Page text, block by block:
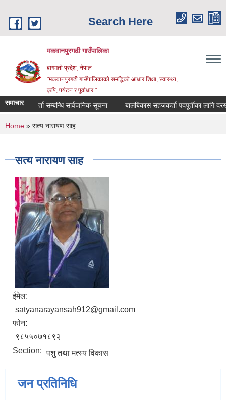
Search Here
मकवानपुरगढी गाउँपालिका
बागमती प्रदेश, नेपाल
"मकवानपुरगढी गाउँपालिकाको समद्धिको आधार शिक्षा, स्‍वास्‍थ्‍य,
कृषि, पर्यटन र पूर्वाधार "
समाचार
सूची दर्ता सम्बन्धि सार्वजनिक सूचना बालबिकास सहजकर्ता पदपूर्तीका लागि दरखास्त
You are here
Home » सत्य नारायण साह
सत्य नारायण साह
ईमेल:
satyanarayansah912@gmail.com
फोन:
९८५५०७१८९२
Section: पशु तथा मत्स्य विकास
जन प्रतिनिधि